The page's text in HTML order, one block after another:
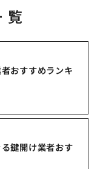
おすすめランキ
鍵開け業者おす